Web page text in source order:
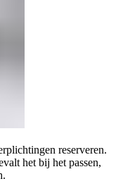
reserveren.
het bij het passen,